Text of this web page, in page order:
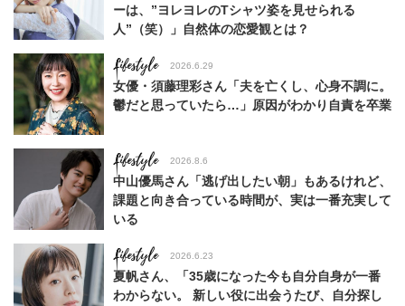
ーは、”ヨレヨレのTシャツ姿を見せられる
人”（笑）」自然体の恋愛観とは？
Lifestyle 2026.6.29
女優・須藤理彩さん「夫を亡くし、心身不調に。
鬱だと思っていたら…」原因がわかり自責を卒業
Lifestyle 2026.8.6
中山優馬さん「逃げ出したい朝」もあるけれど、
課題と向き合っている時間が、実は一番充実して
いる
Lifestyle 2026.6.23
夏帆さん、「35歳になった今も自分自身が一番
わからない。 新しい役に出会うたび、自分探し